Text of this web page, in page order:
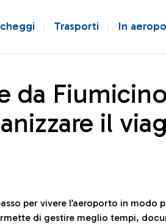
Trasporti In
da
il
per vivere l’aeroporto in modo
di gestire meglio tempi,